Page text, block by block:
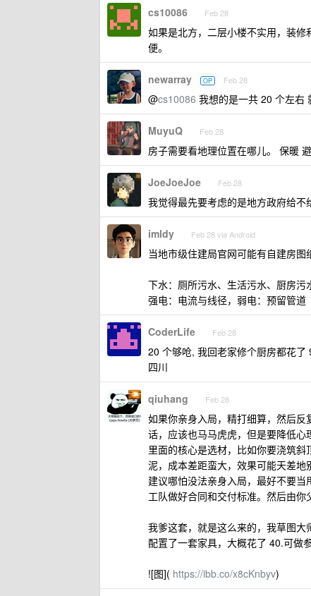
cs10086 Feb 28
如果是北方，二层小楼不实用，装
便。
newarray OP Feb 28
@cs10086 我想的是一共 20 个左右
MuyuQ Feb 28
房子需要看地理位置在哪儿。 保暖
JoeJoeJoe Feb 28
我觉得最先要考虑的是地方政府给
imldy Feb 28 via Android
当地市级住建局官网可能有自建房图
下水：厕所污水、生活污水、厨房污
强电：电流与线径，弱电：预留管道
CoderLife Feb 28
20 个够呛, 我回老家修个厨房都花了
四川
qiuhang Feb 28
如果你亲身入局，精打细算，然后
话，应该也马马虎虎，但是要降低心
里面的核心是选材，比如你要浇筑
泥，成本差距蛮大，效果可能天差地
建议哪怕没法亲身入局，最好不要
工队做好合同和交付标准。然后由你
我爹这套，就是这么来的，我草图
配置了一套家具，大概花了 40.可做参
![图]( https://ibb.co/x8cKnbyv)